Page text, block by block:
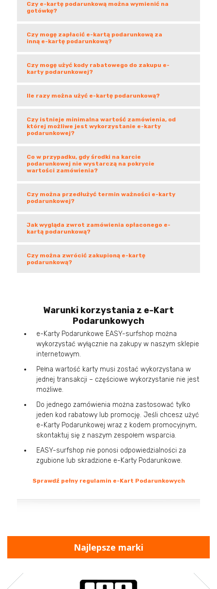
Czy e-kartę podarunkową można wymienić na
gotówkę?
Czy mogę zapłacić e-kartą podarunkową za
inną e-kartę podarunkową?
Czy mogę użyć kody rabatowego do zakupu e-
karty podarunkowej?
Ile razy można użyć e-kartę podarunkową?
Czy istnieje minimalna wartość zamówienia, od
której możliwe jest wykorzystanie e-karty
podarunkowej?
Co w przypadku, gdy środki na karcie
podarunkowej nie wystarczą na pokrycie
wartości zamówienia?
Czy można przedłużyć termin ważności e-karty
podarunkowej?
Jak wygląda zwrot zamówienia opłaconego e-
kartą podarunkową?
Czy można zwrócić zakupioną e-kartę
podarunkową?
Warunki korzystania z e-Kart
Podarunkowych
e-Karty Podarunkowe EASY-surfshop można
wykorzystać wyłącznie na zakupy w naszym sklepie
internetowym.
Pełna wartość karty musi zostać wykorzystana w
jednej transakcji – częściowe wykorzystanie nie jest
możliwe.
Do jednego zamówienia można zastosować tylko
jeden kod rabatowy lub promocję. Jeśli chcesz użyć
e-Karty Podarunkowej wraz z kodem promocyjnym,
skontaktuj się z naszym zespołem wsparcia.
EASY-surfshop nie ponosi odpowiedzialności za
zgubione lub skradzione e-Karty Podarunkowe.
Sprawdź pełny regulamin e-Kart Podarunkowych
Najlepsze marki